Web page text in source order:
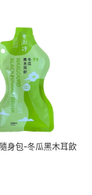
身包-冬瓜黑木耳飲